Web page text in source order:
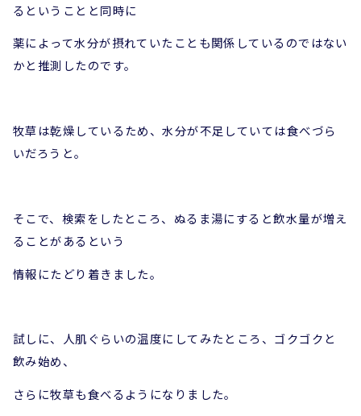
るということと同時に
薬によって水分が摂れていたことも関係しているのではない
かと推測したのです。
牧草は乾燥しているため、水分が不足していては食べづら
いだろうと。
そこで、検索をしたところ、ぬるま湯にすると飲水量が増え
ることがあるという
情報にたどり着きました。
試しに、人肌ぐらいの温度にしてみたところ、ゴクゴクと
飲み始め、
さらに牧草も食べるようになりました。